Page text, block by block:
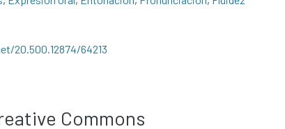
20.500.12874/64213
Commons